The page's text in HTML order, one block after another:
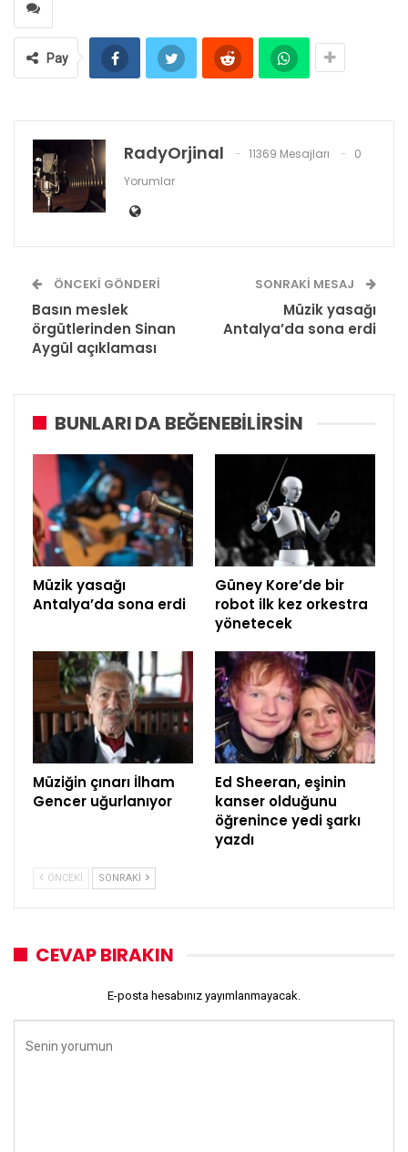
Pay
RadyOrjinal 11369 Mesajları
0
Yorumlar
ÖNCEKI GÖNDERI
Basın meslek
örgütlerinden Sinan
Aygül açıklaması
SONRAKI MESAJ
Müzik yasağı
Antalya’da sona erdi
BUNLARI DA BEĞENEBILIRSIN
Müzik yasağı
Antalya’da sona erdi
Güney Kore’de bir
robot ilk kez orkestra
yönetecek
Müziğin çınarı İlham
Gencer uğurlanıyor
Ed Sheeran, eşinin
kanser olduğunu
öğrenince yedi şarkı
yazdı
ÖNCEKI SONRAKI
CEVAP BIRAKIN
E-posta hesabınız yayımlanmayacak.